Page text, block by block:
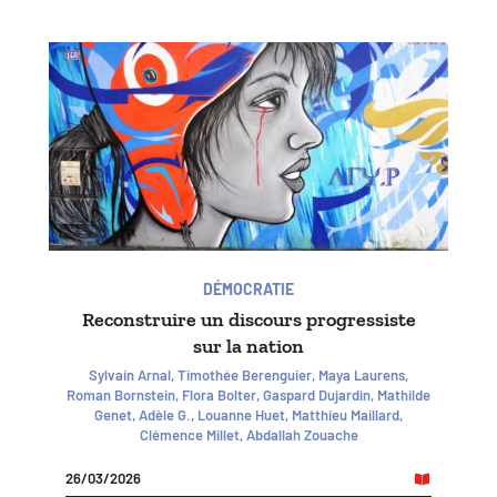
DÉMOCRATIE
Reconstruire un discours progressiste
sur la nation
Sylvain Arnal, Timothée Berenguier, Maya Laurens,
Roman Bornstein, Flora Bolter, Gaspard Dujardin, Mathilde
Genet, Adèle G., Louanne Huet, Matthieu Maillard,
Clémence Millet, Abdallah Zouache
26/03/2026